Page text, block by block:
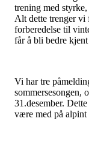
trening med
Alt dette trenger vi
forberedelse til
får å bli bedre
Vi har tre
sommersesongen,
31.desember.
være med på alpint